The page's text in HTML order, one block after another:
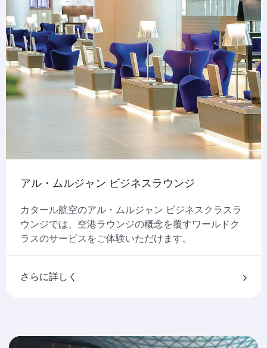
アル・ムルジャン ビジネスラウンジ
カタール航空のアル・ムルジャン ビジネスクラスラ
ウンジでは、空港ラウンジの概念を覆すワールドク
ラスのサービスをご体験いただけます。
さらに詳しく